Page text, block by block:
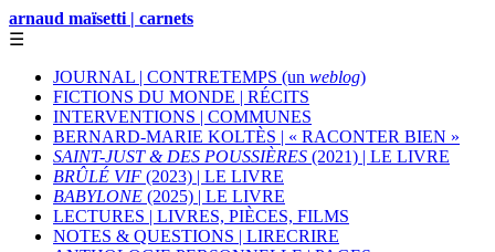
arnaud maïsetti | carnets
☰
JOURNAL | CONTRETEMPS (un weblog)
FICTIONS DU MONDE | RÉCITS
INTERVENTIONS | COMMUNES
BERNARD-MARIE KOLTÈS | « RACONTER BIEN »
SAINT-JUST & DES POUSSIÈRES (2021) | LE LIVRE
BRÛLÉ VIF (2023) | LE LIVRE
BABYLONE (2025) | LE LIVRE
LECTURES | LIVRES, PIÈCES, FILMS
NOTES & QUESTIONS | LIRECRIRE